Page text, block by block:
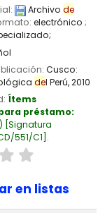
Archivo de
electrónico ;
Cusco:
del Perú,2010
Ítems
préstamo:
Signatura
551/C1 .
en listas